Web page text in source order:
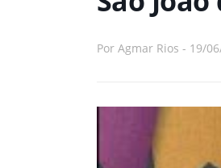
Por Agmar Rios - 19/